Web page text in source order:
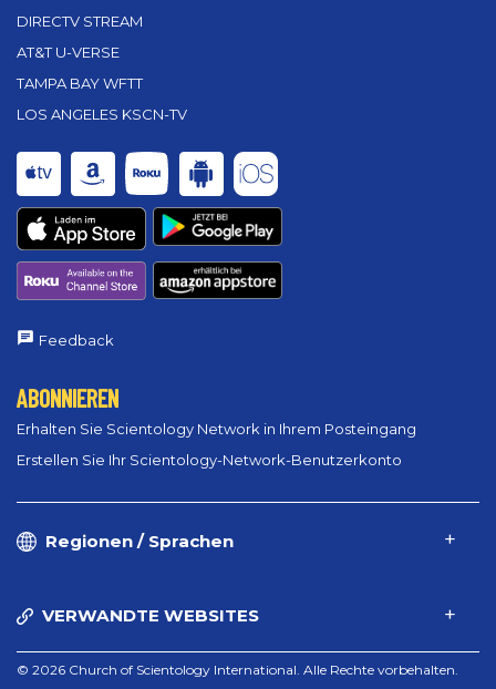
DIRECTV STREAM
AT&T U-VERSE
TAMPA BAY WFTT
LOS ANGELES KSCN-TV
Feedback
ABONNIEREN
Erhalten Sie Scientology Network in Ihrem Posteingang
Erstellen Sie Ihr Scientology-Network-Benutzerkonto
Regionen / Sprachen
VERWANDTE WEBSITES
© 2026 Church of Scientology International. Alle Rechte vorbehalten.